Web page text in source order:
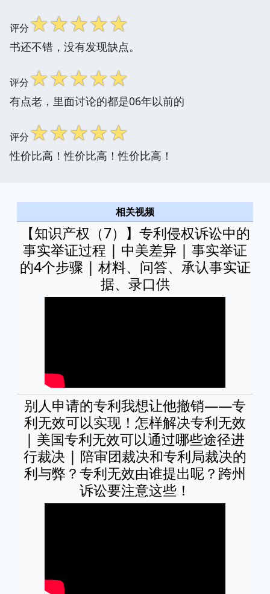
评分☆☆☆☆☆
书还不错，没有发现缺点。
评分☆☆☆☆☆
有点老，里面讨论的都是06年以前的
评分☆☆☆☆☆
性价比高！性价比高！性价比高！
相关视频
【知识产权（7）】专利侵权诉讼中的
事实举证过程 | 中美差异 | 事实举证
的4个步骤 | 材料、问答、承认事实证
据、录口供
别人申请的专利我想让他撤销——专
利无效可以实现！怎样解决专利无效
| 美国专利无效可以通过哪些途径进
行裁决 | 陪审团裁决和专利局裁决的
利与弊？专利无效由谁提出呢？跨州
诉讼要注意这些！